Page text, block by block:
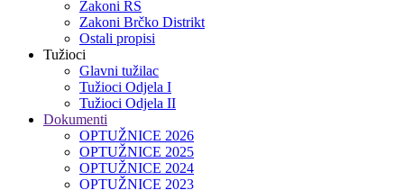
Zakoni RS
Zakoni Brčko Distrikt
Ostali propisi
Tužioci
Glavni tužilac
Tužioci Odjela I
Tužioci Odjela II
Dokumenti
OPTUŽNICE 2026
OPTUŽNICE 2025
OPTUŽNICE 2024
OPTUŽNICE 2023